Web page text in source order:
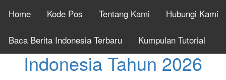
Home Kode Pos Tentang Kami Hubungi Kami
Baca Berita Indonesia Terbaru Kumpulan Tutorial
Cek Kode Pos Seluruh
Indonesia Tahun 2026